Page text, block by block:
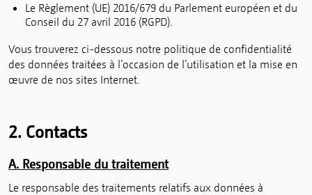
Le Règlement (UE) 2016/679 du Parlement européen et du
Conseil du 27 avril 2016 (RGPD).
Vous trouverez ci-dessous notre politique de confidentialité
des données traitées à l’occasion de l’utilisation et la mise en
œuvre de nos sites Internet.
2. Contacts
A. Responsable du traitement
Le responsable des traitements relatifs aux données à